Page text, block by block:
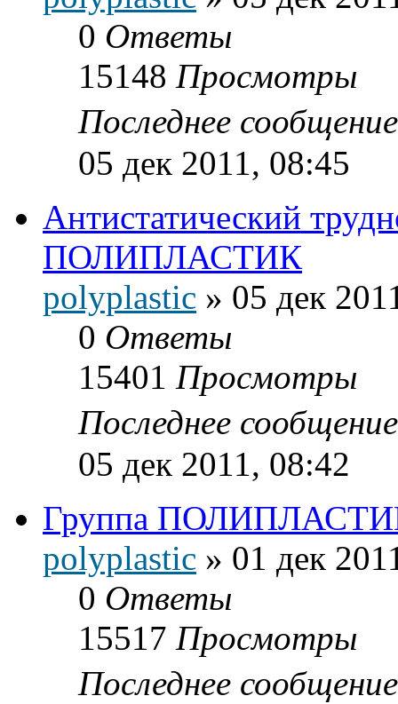
0 Ответы
15148 Просмотры
Последнее
05 дек 2011, 08:45
Антистатический
ПОЛИПЛАСТИК
polyplastic » 05 дек
0 Ответы
15401 Просмотры
Последнее
05 дек 2011, 08:42
Группа ПОЛИПЛАСТИК
polyplastic » 01 дек
0 Ответы
15517 Просмотры
Последнее